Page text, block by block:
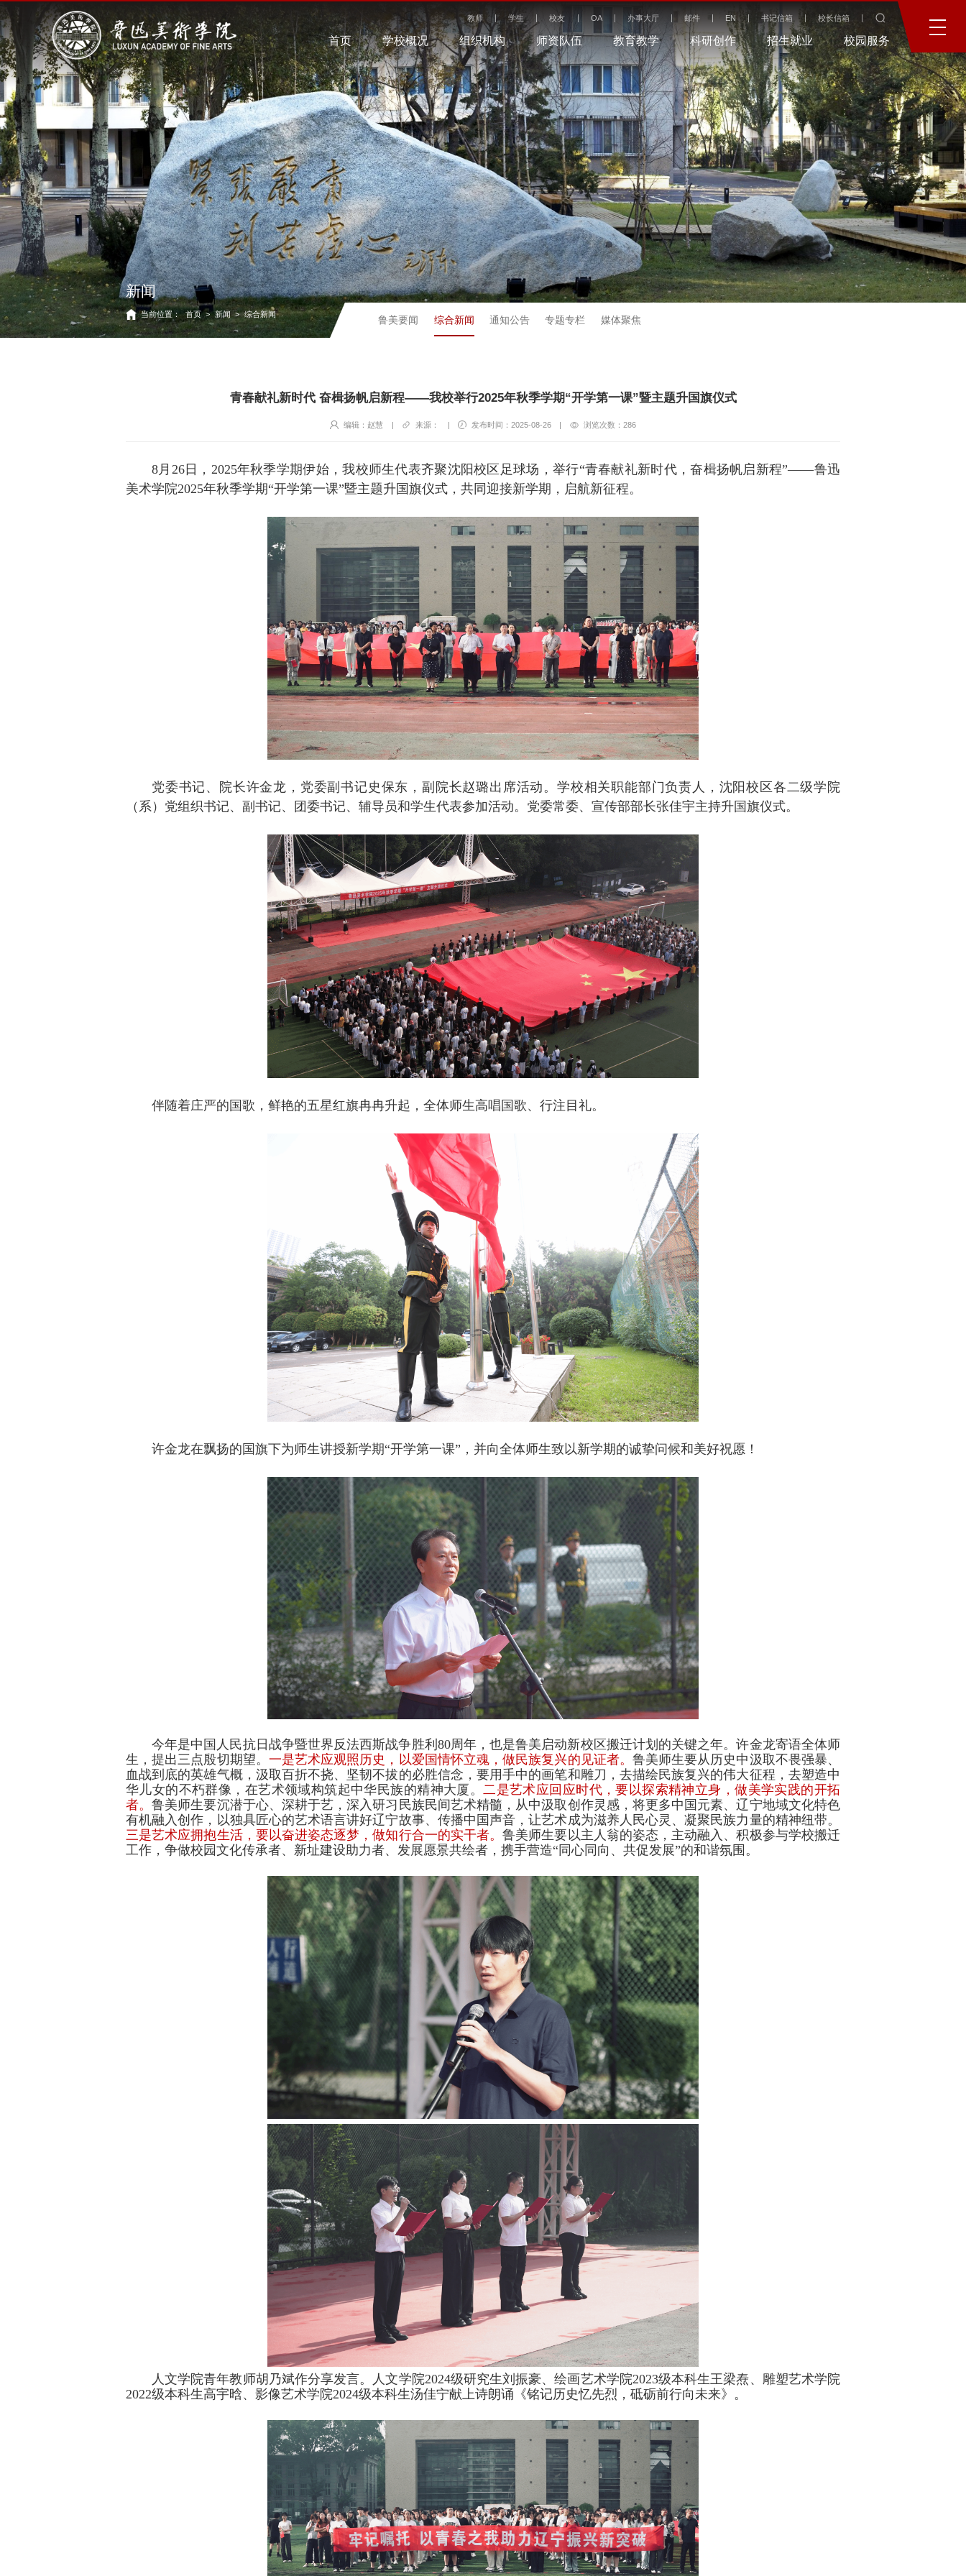
教师 学生 校友 OA 办事大厅 邮件 EN 书记信箱 校长信箱
首页 学校概况 组织机构 师资队伍 教育教学 科研创作 招生就业 校园服务
新闻
当前位置： 首页 > 新闻 > 综合新闻
鲁美要闻 综合新闻 通知公告 专题专栏 媒体聚焦
青春献礼新时代 奋楫扬帆启新程——我校举行2025年秋季学期“开学第一课”暨主题升国旗仪式
编辑：赵慧 | 来源： | 发布时间：2025-08-26 | 浏览次数： 286
8月26日，2025年秋季学期伊始，我校师生代表齐聚沈阳校区足球场，举行“青春献礼新时代，奋楫扬帆启新程”——鲁迅
美术学院2025年秋季学期“开学第一课”暨主题升国旗仪式，共同迎接新学期，启航新征程。
党委书记、院长许金龙，党委副书记史保东，副院长赵璐出席活动。学校相关职能部门负责人，沈阳校区各二级学院
（系）党组织书记、副书记、团委书记、辅导员和学生代表参加活动。党委常委、宣传部部长张佳宇主持升国旗仪式。
伴随着庄严的国歌，鲜艳的五星红旗冉冉升起，全体师生高唱国歌、行注目礼。
许金龙在飘扬的国旗下为师生讲授新学期“开学第一课”，并向全体师生致以新学期的诚挚问候和美好祝愿！
今年是中国人民抗日战争暨世界反法西斯战争胜利80周年，也是鲁美启动新校区搬迁计划的关键之年。许金龙寄语全体师
生，提出三点殷切期望。 一是艺术应观照历史，以爱国情怀立魂，做民族复兴的见证者。 鲁美师生要从历史中汲取不畏强暴、
血战到底的英雄气概，汲取百折不挠、坚韧不拔的必胜信念，要用手中的画笔和雕刀，去描绘民族复兴的伟大征程，去塑造中
华儿女的不朽群像，在艺术领域构筑起中华民族的精神大厦。二是艺术应回应时代，要以探索精神立身，做美学实践的开拓
者。鲁美师生要沉潜于心、深耕于艺，深入研习民族民间艺术精髓，从中汲取创作灵感，将更多中国元素、辽宁地域文化特色
有机融入创作，以独具匠心的艺术语言讲好辽宁故事、传播中国声音，让艺术成为滋养人民心灵、凝聚民族力量的精神纽带。
三是艺术应拥抱生活，要以奋进姿态逐梦，做知行合一的实干者。鲁美师生要以主人翁的姿态，主动融入、积极参与学校搬迁
工作，争做校园文化传承者、新址建设助力者、发展愿景共绘者，携手营造“同心同向、共促发展”的和谐氛围。
人文学院青年教师胡乃斌作分享发言。人文学院2024级研究生刘振豪、绘画艺术学院2023级本科生王梁焘、雕塑艺术学院
2022级本科生高宇晗、影像艺术学院2024级本科生汤佳宁献上诗朗诵《铭记历史忆先烈，砥砺前行向未来》。